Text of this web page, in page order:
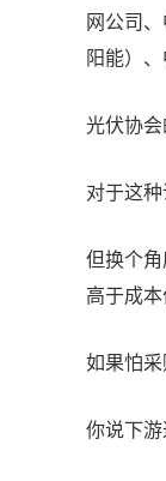
网公司
阳能）
光伏协
对于这
但换个
高于成
如果怕
你说下